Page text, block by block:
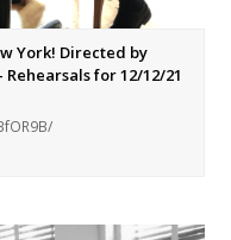
York! Directed by
for 12/12/21